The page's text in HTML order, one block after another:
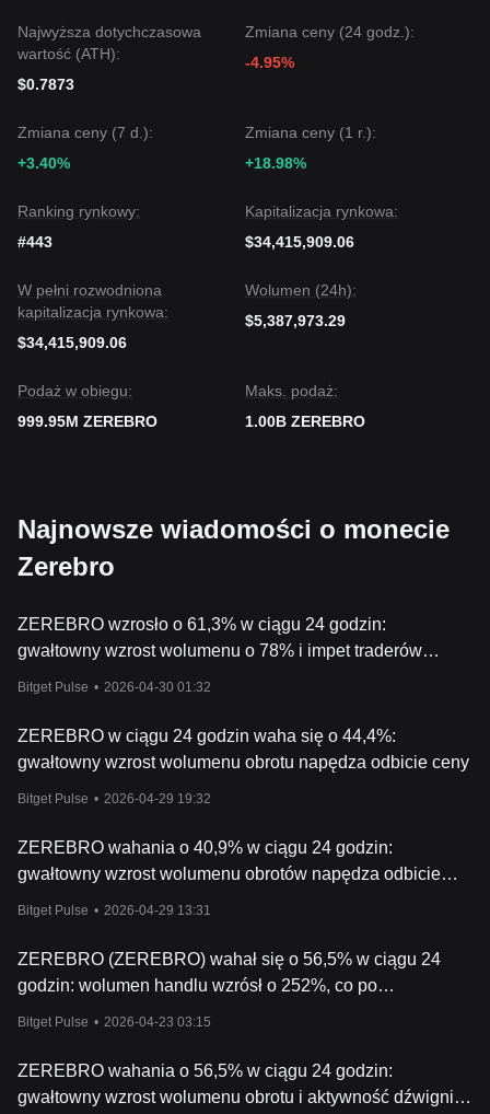
Konsensus wśród wielu analityków brzmi: choć Zerebro
może doświadczyć krótkoterminowych wahania lub
konsolidacji w celu oczyszczenia podaży nad głowami,
Byczy.
Najwyższa dotychczasowa
wartość (ATH):
$0.7873
Zmiana ceny (24 godz.):
-4.95%
Zmiana ceny (7 d.):
+3.40%
Zmiana ceny (1 r.):
+18.98%
Ranking rynkowy:
#443
Kapitalizacja rynkowa:
$34,415,909.06
W pełni rozwodniona
kapitalizacja rynkowa:
$34,415,909.06
Wolumen (24h):
$5,387,973.29
Podaż w obiegu:
999.95M ZEREBRO
Maks. podaż:
1.00B ZEREBRO
Najnowsze wiadomości o monecie
Zerebro
ZEREBRO wzrosło o 61,3% w ciągu 24 godzin:
gwałtowny wzrost wolumenu o 78% i impet traderów
Bitget Pulse • 2026-04-30 01:32
ZEREBRO w ciągu 24 godzin waha się o 44,4%:
gwałtowny wzrost wolumenu obrotu napędza odbicie ceny
Bitget Pulse • 2026-04-29 19:32
ZEREBRO wahania o 40,9% w ciągu 24 godzin:
gwałtowny wzrost wolumenu obrotów napędza odbicie
Bitget Pulse • 2026-04-29 13:31
ZEREBRO (ZEREBRO) wahał się o 56,5% w ciągu 24
godzin: wolumen handlu wzrósł o 252%, co po
Bitget Pulse • 2026-04-23 03:15
ZEREBRO wahania o 56,5% w ciągu 24 godzin:
gwałtowny wzrost wolumenu obrotu i aktywność dźwigni